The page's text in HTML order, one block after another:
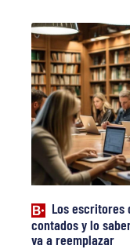
Los escritores
contados y lo
va a reemplazar